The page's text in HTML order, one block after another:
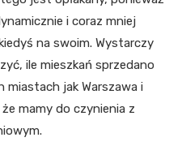
i coraz mniej
na swoim. Wystarczy
ile mieszkań sprzedano
jak Warszawa i
mamy do czynienia z